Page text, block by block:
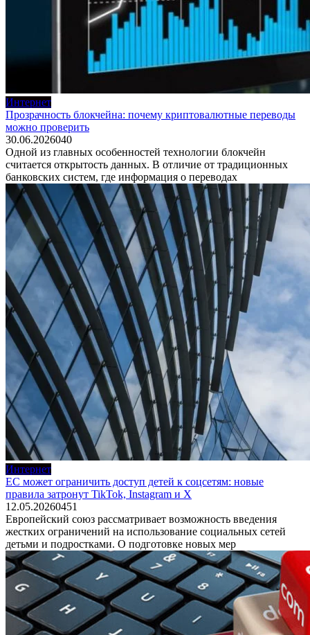
Интернет
Прозрачность блокчейна: почему криптовалютные переводы
можно проверить
30.06.2026040
Одной из главных особенностей технологии блокчейн
считается открытость данных. В отличие от традиционных
банковских систем, где информация о переводах
Интернет
ЕС может ограничить доступ детей к соцсетям: новые
правила затронут TikTok, Instagram и X
12.05.20260451
Европейский союз рассматривает возможность введения
жестких ограничений на использование социальных сетей
детьми и подростками. О подготовке новых мер